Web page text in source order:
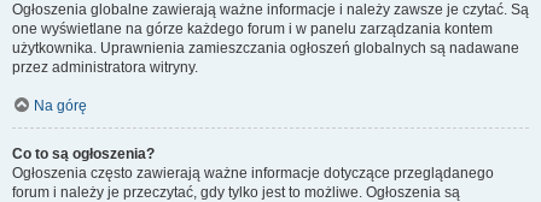
Ogłoszenia globalne zawierają ważne informacje i należy zawsze je czytać. Są
one wyświetlane na górze każdego forum i w panelu zarządzania kontem
użytkownika. Uprawnienia zamieszczania ogłoszeń globalnych są nadawane
przez administratora witryny.
Na górę
Co to są ogłoszenia?
Ogłoszenia często zawierają ważne informacje dotyczące przeglądanego
forum i należy je przeczytać, gdy tylko jest to możliwe. Ogłoszenia są